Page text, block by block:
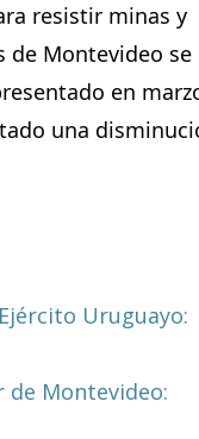
resistir minas y
de Montevideo se
en
una
Uruguayo:
Montevideo: